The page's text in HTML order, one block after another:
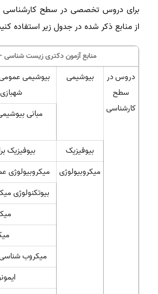
برای دروس تخصصی در سطح کارشناسی و
از منابع ذکر شده در جدول زیر استفاده
منابع آزمون دکتری زیست شناسی
دروس در
سطح
کارشناسی
بیوشیمی
مبانی
بیوفیزیک
بیوفیزیک
میکروبیولوژی
میکروبیولوژی
بیوتکنولوژی
میکروب شناسی